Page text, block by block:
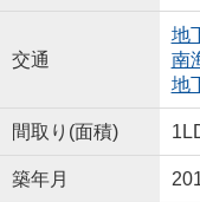
交通
地
南
地
間取り(面積)
築年月